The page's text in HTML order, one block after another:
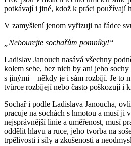
potkávají i jiné, kdož k práci používají
V zamyšlení jenom vyřizuji na řádce
„Nebourejte sochařům pomníky!“
Ladislav Janouch nasává všechny
kolem sebe, bez nich by ani jeho
s jinými – někdy je i sám rozbíjí. Je to
tvůrce rozbíjejí nebo často poškozují i
Sochař i podle Ladislava Janoucha,
pracuje na sochách s hmotou a musí ji
nejsprávnější linie a uměřenost, musí
oddělit hlavu a ruce, jeho tvorba na
trpělivosti i síly a zkušenosti a